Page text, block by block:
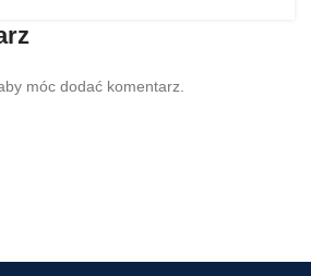
aby móc dodać komentarz.